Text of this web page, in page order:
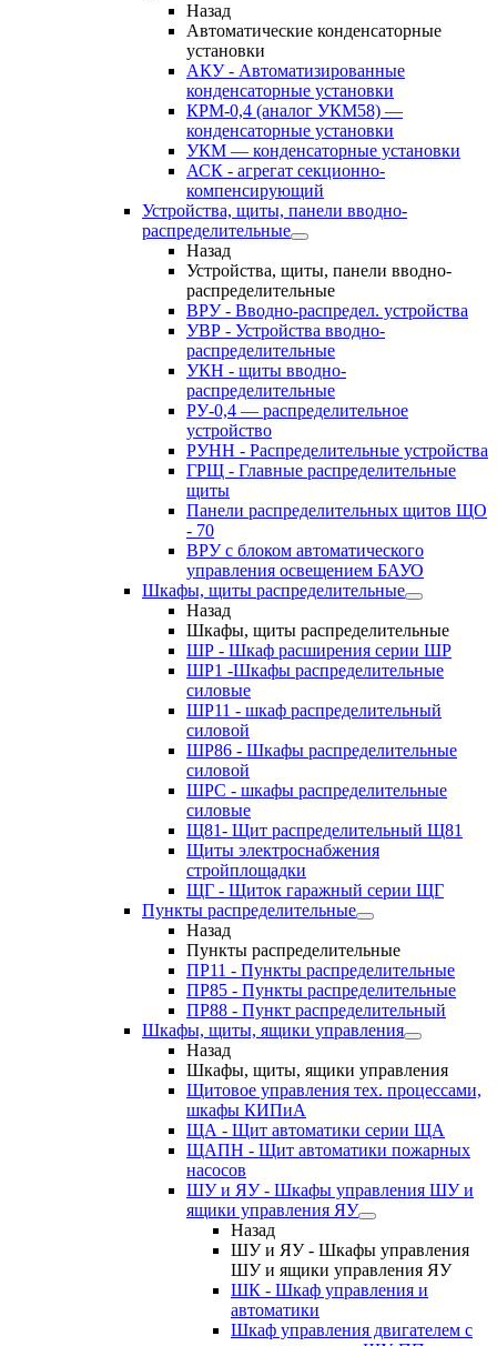
Назад
Автоматические конденсаторные
установки
АКУ - Автоматизированные
конденсаторные установки
КРМ-0,4 (аналог УКМ58) —
конденсаторные установки
УКМ — конденсаторные установки
АСК - агрегат секционно-
компенсирующий
Устройства, щиты, панели вводно-
распределительные
Назад
Устройства, щиты, панели вводно-
распределительные
ВРУ - Вводно-распредел. устройства
УВР - Устройства вводно-
распределительные
УКН - щиты вводно-
распределительные
РУ-0,4 — распределительное
устройство
РУНН - Распределительные устройства
ГРЩ - Главные распределительные
щиты
Панели распределительных щитов ЩО
- 70
ВРУ с блоком автоматического
управления освещением БАУО
Шкафы, щиты распределительные
Назад
Шкафы, щиты распределительные
ШР - Шкаф расширения серии ШР
ШР1 -Шкафы распределительные
силовые
ШР11 - шкаф распределительный
силовой
ШР86 - Шкафы распределительные
силовой
ШРС - шкафы распределительные
силовые
Щ81- Щит распределительный Щ81
Щиты электроснабжения
стройплощадки
ЩГ - Щиток гаражный серии ЩГ
Пункты распределительные
Назад
Пункты распределительные
ПР11 - Пункты распределительные
ПР85 - Пункты распределительные
ПР88 - Пункт распределительный
Шкафы, щиты, ящики управления
Назад
Шкафы, щиты, ящики управления
Щитовое управления тех. процессами,
шкафы КИПиА
ЩА - Щит автоматики серии ЩА
ЩАПН - Щит автоматики пожарных
насосов
ШУ и ЯУ - Шкафы управления ШУ и
ящики управления ЯУ
Назад
ШУ и ЯУ - Шкафы управления
ШУ и ящики управления ЯУ
ШК - Шкаф управления и
автоматики
Шкаф управления двигателем с